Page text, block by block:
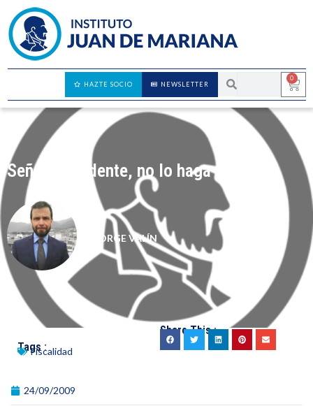
0
NEWSLETTER
HAZTE SOCIO
Señor presidente, no lo haga
JORGE VALÍN
Tags :Fiscalidad
Share This :
24/09/2009